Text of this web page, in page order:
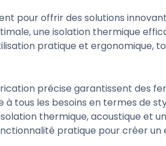
pour offrir des solutions
une isolation thermique
pratique et ergonomique,
précise garantissent des
à tous les besoins en termes de
thermique, acoustique et
pratique pour créer